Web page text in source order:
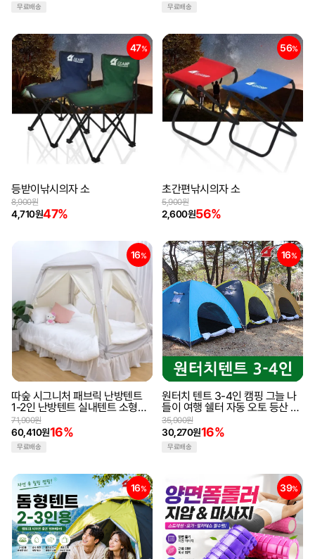
무료배송 무료배송
47%
등받이낚시의자 소
4,710원47%
8,900원
56%
초간편낚시의자 소
2,600원56%
5,900원
16%
따숲 시그니처 패브릭 난방텐트
1-2인 난방텐트 실내텐트 소형텐
트외풍차단 방한텐트
60,410원16%
71,900원
무료배송
16%
원터치 텐트 3-4인 캠핑 그늘 나
들이 여행 쉘터 자동 오토 등산 원
터치텐트 캠핑텐트 야외텐트
30,270원16%
35,900원
무료배송
16% 39%